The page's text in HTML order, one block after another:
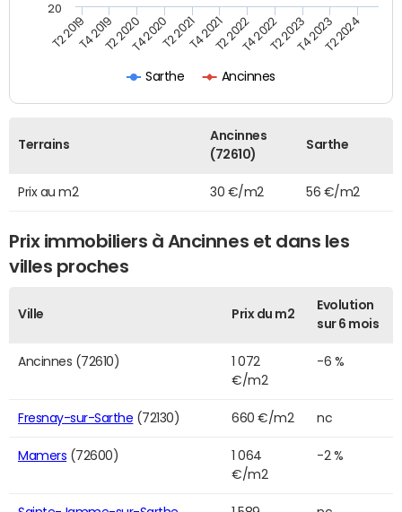
Sarthe Ancinnes
T2 2019T4 2019T2 2020T4 2020T2 2021T4 2021T2 2022T4 2022T2 2023T4 2023T2 2024
20
Terrains
Ancinnes
(72610)
Sarthe
Prix au m2 30 €/m2 56 €/m2
Prix immobiliers à Ancinnes et dans les
villes proches
Ville Prix du m2
Evolution
sur 6 mois
Ancinnes (72610)
1 072
€/m2
-6 %
Fresnay-sur-Sarthe (72130) 660 €/m2 nc
Mamers (72600)
1 064
€/m2
-2 %